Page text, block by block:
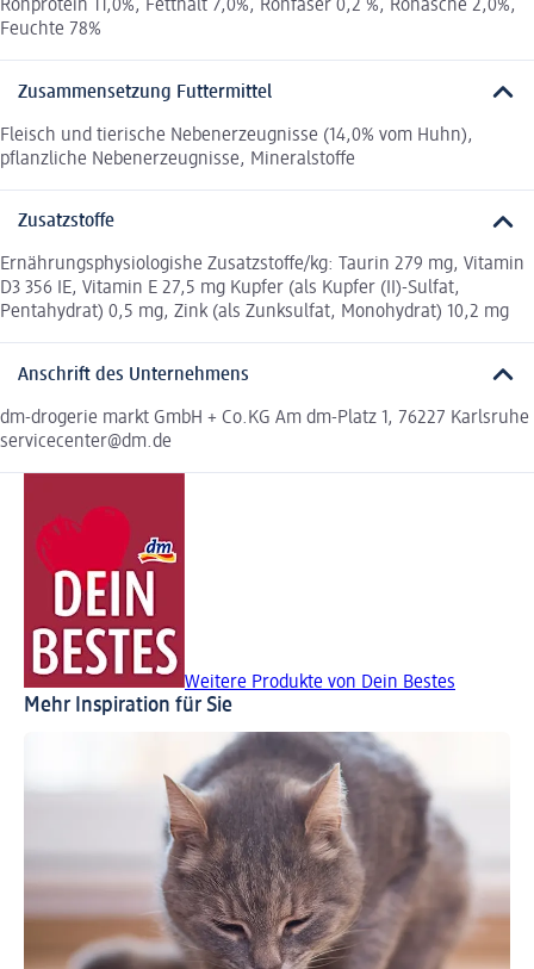
Rohprotein 11,0%, Fetthalt 7,0%, Rohfaser 0,2 %, Rohasche 2,0%,
Feuchte 78%
Zusammensetzung Futtermittel
Fleisch und tierische Nebenerzeugnisse (14,0% vom Huhn),
pflanzliche Nebenerzeugnisse, Mineralstoffe
Zusatzstoffe
Ernährungsphysiologishe Zusatzstoffe/kg: Taurin 279 mg, Vitamin
D3 356 IE, Vitamin E 27,5 mg Kupfer (als Kupfer (II)-Sulfat,
Pentahydrat) 0,5 mg, Zink (als Zunksulfat, Monohydrat) 10,2 mg
Anschrift des Unternehmens
dm-drogerie markt GmbH + Co.KG Am dm-Platz 1, 76227 Karlsruhe
servicecenter@dm.de
Weitere Produkte von Dein Bestes
Mehr Inspiration für Sie